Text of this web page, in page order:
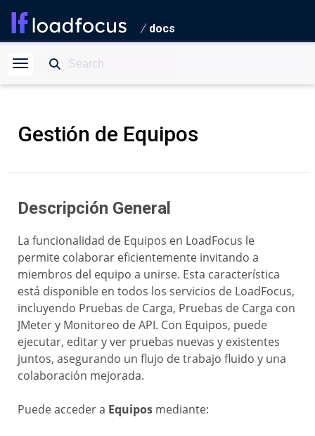
docs
Gestión de Equipos
Descripción General
La funcionalidad de Equipos en LoadFocus le
permite colaborar eficientemente invitando a
miembros del equipo a unirse. Esta característica
está disponible en todos los servicios de LoadFocus,
incluyendo Pruebas de Carga, Pruebas de Carga con
JMeter y Monitoreo de API. Con Equipos, puede
ejecutar, editar y ver pruebas nuevas y existentes
juntos, asegurando un flujo de trabajo fluido y una
colaboración mejorada.
Puede acceder a Equipos mediante: